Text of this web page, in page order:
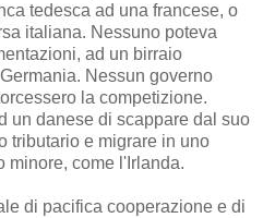
tedesca ad una francese, o
italiana. Nessuno poteva
ad un birraio
Nessun governo
la competizione.
un danese di scappare dal suo
tributario e migrare in uno
minore, come l'Irlanda.
di pacifica cooperazione e di